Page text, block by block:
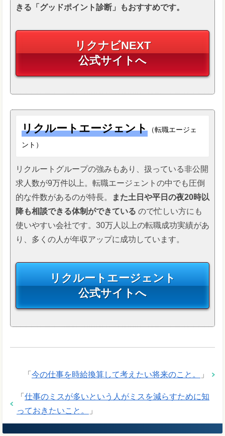
きる「グッドポイント診断」もおすすめです。
リクナビNEXT
公式サイトへ
リクルートエージェント （転職エージェ
ント）
リクルートグループの強みもあり、扱っている非公開
求人数が9万件以上。転職エージェントの中でも圧倒
的な件数があるのが特長。
また土日や平日の夜20時以
降も相談できる体制ができている ので忙しい方にも
使いやすい会社です。30万人以上の転職成功実績があ
り、多くの人が年収アップに成功しています。
リクルートエージェント
公式サイトへ
「 今の仕事を時給換算して考えたい将来のこと。 」
「 仕事のミスが多いという人がミスを減らすために知
っておきたいこと。
」